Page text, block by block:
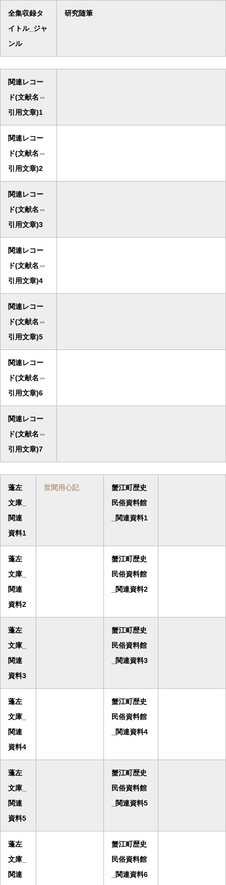
全集収録タ
イトル_ジャ
ンル
研究随筆
関連レコー
ド(文献名⇔
引用文章)1
関連レコー
ド(文献名⇔
引用文章)2
関連レコー
ド(文献名⇔
引用文章)3
関連レコー
ド(文献名⇔
引用文章)4
関連レコー
ド(文献名⇔
引用文章)5
関連レコー
ド(文献名⇔
引用文章)6
関連レコー
ド(文献名⇔
引用文章)7
蓬左
文庫_
関連
資料1
世間用心記
蟹江町歴史
民俗資料館
_関連資料1
蓬左
文庫_
関連
資料2
蟹江町歴史
民俗資料館
_関連資料2
蓬左
文庫_
関連
資料3
蟹江町歴史
民俗資料館
_関連資料3
蓬左
文庫_
関連
資料4
蟹江町歴史
民俗資料館
_関連資料4
蓬左
文庫_
関連
資料5
蟹江町歴史
民俗資料館
_関連資料5
蓬左
文庫_
関連
蟹江町歴史
民俗資料館
_関連資料6